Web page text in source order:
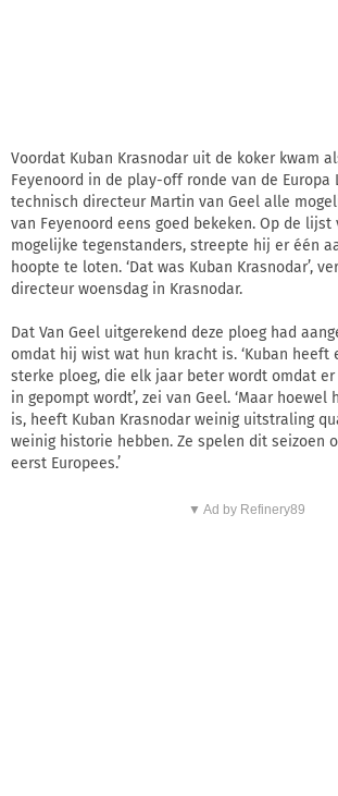
Voordat Kuban Krasnodar uit de koker kwam
Feyenoord in de play-off ronde van de Europa
technisch directeur Martin van Geel alle
van Feyenoord eens goed bekeken. Op de lijst
mogelijke tegenstanders, streepte hij er één
hoopte te loten. ‘Dat was Kuban Krasnodar’,
directeur woensdag in Krasnodar.
Dat Van Geel uitgerekend deze ploeg had
omdat hij wist wat hun kracht is. ‘Kuban heeft
sterke ploeg, die elk jaar beter wordt omdat
in gepompt wordt’, zei van Geel. ‘Maar
is, heeft Kuban Krasnodar weinig uitstraling
weinig historie hebben. Ze spelen dit seizoen
eerst Europees.’
▼ Ad by Refinery89